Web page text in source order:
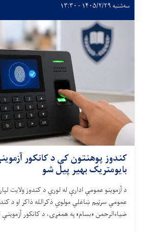
سه‌شنبه ۱۴۰۵/۲/۲۹ - ۱۳:۳۰
کندوز پوهنتون کې د کانکور
بایومتریک بهیر پیل شو
د آزموینو عمومي ادارې له لوري د کندوز ولایت
عمومي سرټیم ښاغلي مولوي ذکرالله ذاکر او د
ضیاءالرحمن «بسام» په همغږۍ، د کانکور